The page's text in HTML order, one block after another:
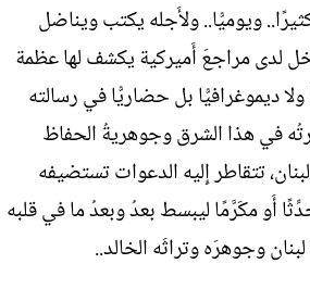
ويوميًّا.. ولأَجله يكتب ويناضل
لدى مراجعَ أَميركية يكشف لها عظمة
ولا ديموغرافيًّا بل حضاريًّا في رسالته
في هذا الشرق وجوهريةُ الحفاظ
تتقاطر إِليه الدعوات تستضيفه
أَو مكَرَّمًا ليبسط بعدُ وبعدُ ما في قلبه
وجوهرَه وتراثَه الخالد..